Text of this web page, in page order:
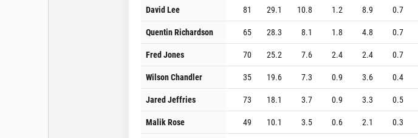
David Lee
81 29.1 10.8 1.2 8.9 0.7
Quentin Richardson
65 28.3 8.1 1.8 4.8 0.7
Fred Jones
70 25.2 7.6 2.4 2.4 0.7
Wilson Chandler
35 19.6 7.3 0.9 3.6 0.4
Jared Jeffries
73 18.1 3.7 0.9 3.3 0.5
Malik Rose
49 10.1 3.5 0.6 2.1 0.3